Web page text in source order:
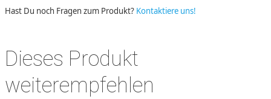
Hast Du noch Fragen zum Produkt? Kontaktiere uns!
Dieses Produkt
weiterempfehlen